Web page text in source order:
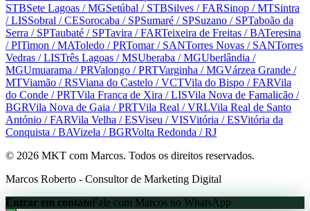
STBSete Lagoas / MGSetúbal / STBSilves / FARSinop / MTSintra
/ LISSobral / CESorocaba / SPSumaré / SPSuzano / SPTaboão da
Serra / SPTaubaté / SPTavira / FARTeixeira de Freitas / BATeresina
/ PITimon / MAToledo / PRTomar/ SANTorres Novas / SANTorres
Vedras / LISTrês Lagoas / MSUberaba / MGUberlândia /
MGUmuarama / PRValongo / PRTVarginha / MGVárzea Grande /
MTViamão / RSViana do Castelo / VCTVila do Bispo / FARVila
do Conde / PRTVila Franca de Xira / LISVila Nova de Famalicão /
BGRVila Nova de Gaia / PRTVila Real / VRLVila Real de Santo
António / FARVila Velha / ESViseu / VISVitória / ESVitória da
Conquista / BAVizela / BGRVolta Redonda / RJ
© 2026 MKT com Marcos. Todos os direitos reservados.
Marcos Roberto - Consultor de Marketing Digital
Entrar em contatoFale com Marcos no WhatsApp